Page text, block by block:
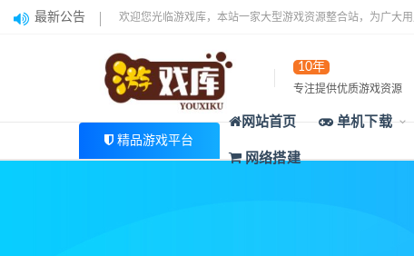
最新公告 欢迎您光临游戏库，本站一家大型游戏资源整合站，为广大
10年
专注提供优质游戏资源
精品游戏平台
网站首页 单机下载
网络搭建